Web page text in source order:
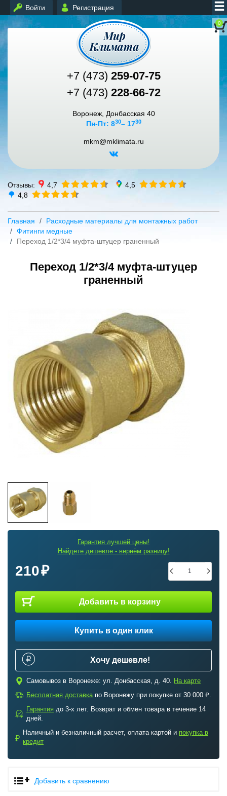
Войти Регистрация
0
+7 (473) 259-07-75
+7 (473) 228-66-72
Воронеж, Донбасская 40
Пн-Пт: 830– 1730
mkm@mklimata.ru
Отзывы: 4,7
4,5
4,8
Главная
Расходные материалы для монтажных работ
Фитинги медные
Переход 1/2*3/4 муфта-штуцер граненный
Переход 1/2*3/4 муфта-штуцер
граненный
Гарантия лучшей цены!
Найдете дешевле - вернём разницу!
210
Добавить в корзину
Купить в один клик
Хочу дешевле!
c Самовывоз в Воронеже: ул. Донбасская, д. 40. На карте
a Бесплатная доставкапо Воронежу при покупке от 30 000 ₽.
b
Гарантия до 3-х лет. Возврат и обмен товара в течение 14
дней.
₽
Наличный и безналичный расчет, оплата картой и покупка в
кредит
Добавить к сравнению